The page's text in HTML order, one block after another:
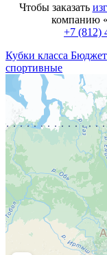
Чтобы заказать
компанию
+7 (812)
Кубки класса Бюджет
спортивные